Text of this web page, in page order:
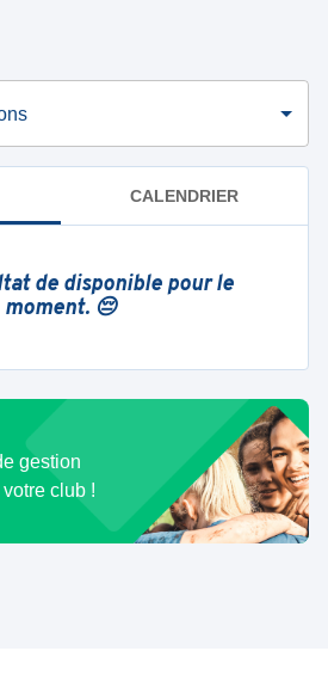
CALENDRIER
de disponible pour le
moment. 😔
gestion
club !